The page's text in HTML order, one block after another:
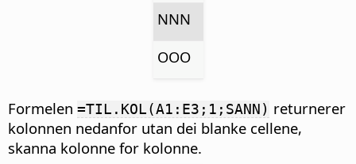
NNN
OOO
Formelen =TIL.KOL(A1:E3;1;SANN) returnerer
kolonnen nedanfor utan dei blanke cellene,
skanna kolonne for kolonne.